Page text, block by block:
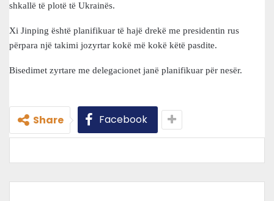
shkallë të plotë të Ukrainës.
Xi Jinping është planifikuar të hajë drekë me presidentin rus
përpara një takimi jozyrtar kokë më kokë këtë pasdite.
Bisedimet zyrtare me delegacionet janë planifikuar për nesër.
Share Facebook